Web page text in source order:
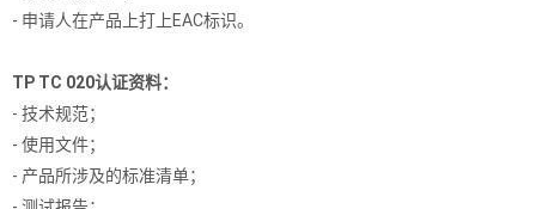
- 申请人在产品上打上EAC标识。
TP TC 020认证资料：
- 技术规范；
- 使用文件；
- 产品所涉及的标准清单；